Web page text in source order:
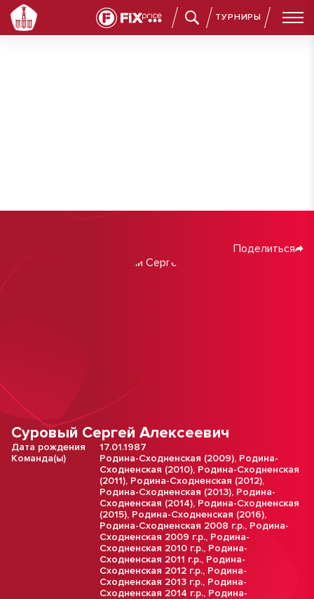
ТУРНИРЫ
Суровый Сергей Алексеевич
Дата рождения
17.01.1987
Команда(ы)
Родина-Сходненская (2009), Родина-
Сходненская (2010), Родина-Сходненская
(2011), Родина-Сходненская (2012),
Родина-Сходненская (2013), Родина-
Сходненская (2014), Родина-Сходненская
(2015), Родина-Сходненская (2016),
Родина-Сходненская 2008 г.р., Родина-
Сходненская 2009 г.р., Родина-
Сходненская 2010 г.р., Родина-
Сходненская 2011 г.р., Родина-
Сходненская 2012 г.р., Родина-
Сходненская 2013 г.р., Родина-
Сходненская 2014 г.р., Родина-
Поделиться